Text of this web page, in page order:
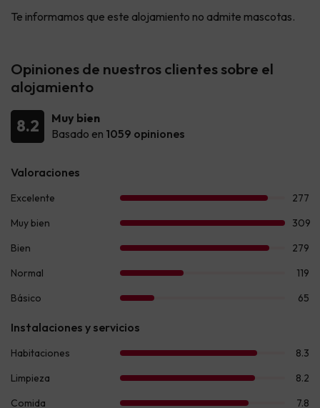
Te informamos que este alojamiento no admite mascotas.
Opiniones de nuestros clientes sobre el
alojamiento
8.2
Muy bien
Basado en 1059 opiniones